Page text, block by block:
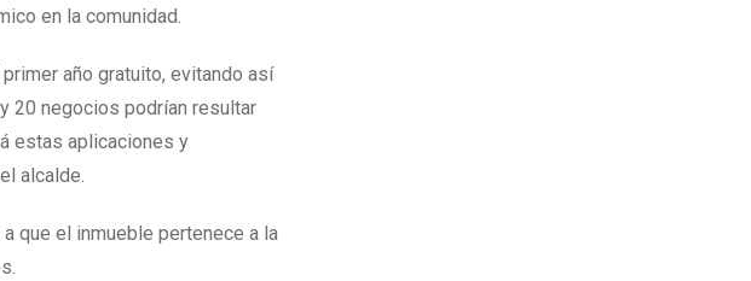
en la comunidad.
año gratuito, evitando así
20 negocios podrían resultar
estas aplicaciones y
alcalde.
que el inmueble pertenece a la